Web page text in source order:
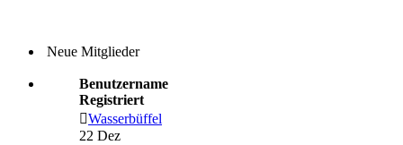
Neue Mitglieder
Benutzername
Registriert
Wasserbüffel
22 Dez